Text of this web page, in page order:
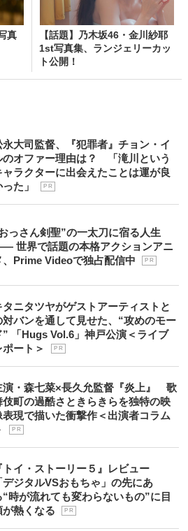
真
【話題】乃木坂46・金川紗耶
1st写真集、ランジェリーカッ
ト公開！
永大司監督、『犯罪者』チョン・イ
のオファー理由は？ 「滝川という
ャラクターに出会えたことは運が良
った」
P R
っさん剣聖”の一太刀に宿る人生
世界で話題の本格アクションアニ
、Prime Videoで独占配信中
P R
タニタツヤがゲストアーティストと
対バンを通して見せた、“攻めのモー
” 「Hugs Vol.6」神戸公演＜ライブ
ポート＞
P R
演・森七菜×長久允監督『炎上』 歌
伎町の過酷さときらきらを独特の映
表現で描いた衝撃作＜出演者コラム
P R
トイ・ストーリー５』レビュー
デジタルVSおもちゃ」の先にあ
“時が流れても変わらないもの”に目
が熱くなる
P R